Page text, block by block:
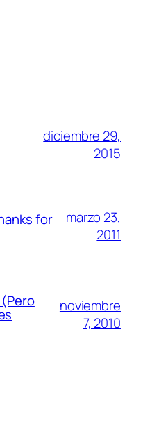
diciembre 29,
2015
for
marzo 23,
2011
noviembre
7, 2010